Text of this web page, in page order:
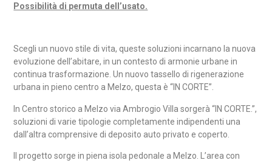
Possibilità di permuta dell’usato.
Scegli un nuovo stile di vita, queste soluzioni incarnano la nuova
evoluzione dell’abitare, in un contesto di armonie urbane in
continua trasformazione. Un nuovo tassello di rigenerazione
urbana in pieno centro a Melzo, questa è “IN CORTE”.
In Centro storico a Melzo via Ambrogio Villa sorgerà “IN CORTE.”,
soluzioni di varie tipologie completamente indipendenti una
dall’altra comprensive di deposito auto privato e coperto.
Il progetto sorge in piena isola pedonale a Melzo. L’area con